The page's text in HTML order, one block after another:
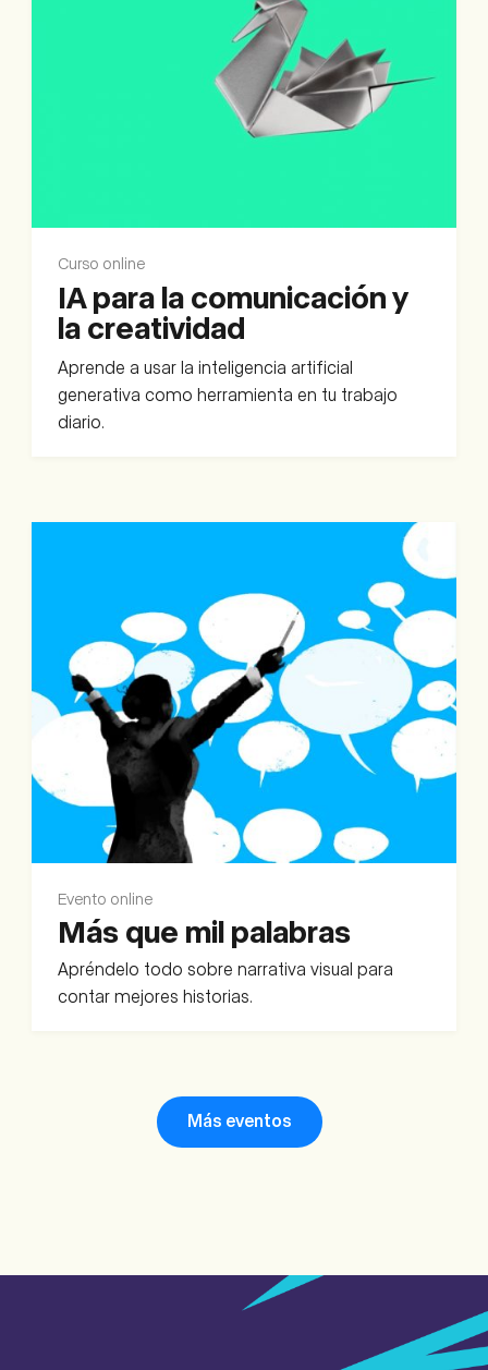
Curso online
IA para la comunicación y
la creatividad
Aprende a usar la inteligencia artificial
generativa como herramienta en tu trabajo
diario.
Evento online
Más que mil palabras
Apréndelo todo sobre narrativa visual para
contar mejores historias.
Más eventos